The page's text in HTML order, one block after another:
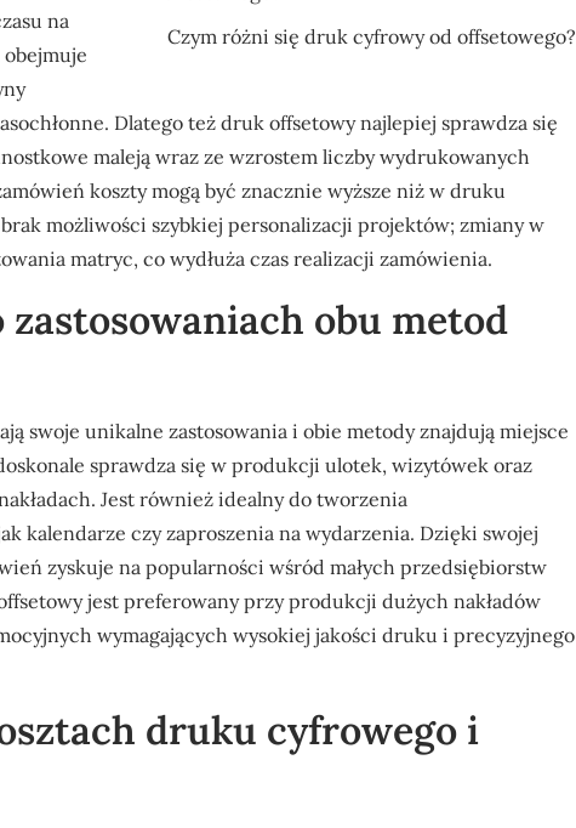
Czym różni się druk cyfrowy od offsetowego?
na
Dlatego też druk offsetowy najlepiej sprawdza się
maleją wraz ze wzrostem liczby wydrukowanych
koszty mogą być znacznie wyższe niż w druku
możliwości szybkiej personalizacji projektów; zmiany w
matryc, co wydłuża czas realizacji zamówienia.
obu metod
swoje unikalne zastosowania i obie metody znajdują miejsce
sprawdza się w produkcji ulotek, wizytówek oraz
Jest również idealny do tworzenia
kalendarze czy zaproszenia na wydarzenia. Dzięki swojej
zyskuje na popularności wśród małych przedsiębiorstw
jest preferowany przy produkcji dużych nakładów
wymagających wysokiej jakości druku i precyzyjnego
druku cyfrowego i